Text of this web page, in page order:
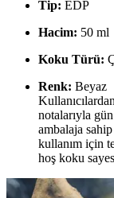
Tip: EDP
Hacim: 50 ml
Koku Türü:
Renk: Beyaz
notalarıyla
ambalaja
kullanım için
hoş koku